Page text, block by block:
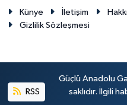
Künye İletişim
Gizlilik Sözleşmesi
RSS
Güçlü Anadolu
saklıdır. İlgili